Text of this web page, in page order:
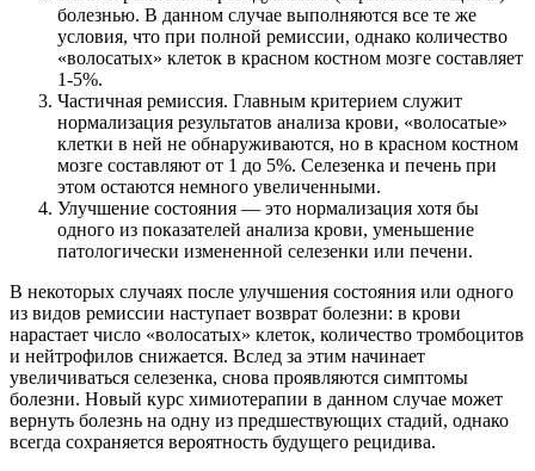
болезнью. В данном случае выполняются все те же
условия, что при полной ремиссии, однако количество
«волосатых» клеток в красном костном мозге составляет
1-5%.
Частичная ремиссия. Главным критерием служит
нормализация результатов анализа крови, «волосатые»
клетки в ней не обнаруживаются, но в красном костном
мозге составляют от 1 до 5%. Селезенка и печень при
этом остаются немного увеличенными.
Улучшение состояния — это нормализация хотя бы
одного из показателей анализа крови, уменьшение
патологически измененной селезенки или печени.
В некоторых случаях после улучшения состояния или одного
из видов ремиссии наступает возврат болезни: в крови
нарастает число «волосатых» клеток, количество тромбоцитов
и нейтрофилов снижается. Вслед за этим начинает
увеличиваться селезенка, снова проявляются симптомы
болезни. Новый курс химиотерапии в данном случае может
вернуть болезнь на одну из предшествующих стадий, однако
всегда сохраняется вероятность будущего рецидива.